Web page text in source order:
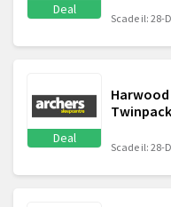
Deal
Scade il: 28-
Deal
Scade il: 28-